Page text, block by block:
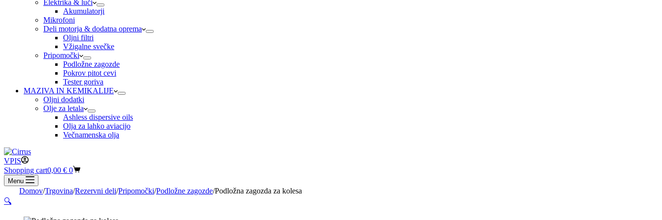
Elektrika & luči
Akumulatorji
Mikrofoni
Deli motorja & dodatna oprema
Oljni filtri
Vžigalne svečke
Pripomočki
Podložne zagozde
Pokrov pitot cevi
Tester goriva
MAZIVA IN KEMIKALIJE
Oljni dodatki
Olje za letala
Ashless dispersive oils
Olja za lahko aviacijo
Večnamenska olja
VPIS
Shopping cart0,00 € 0
Menu
Domov/Trgovina/Rezervni deli/Pripomočki/Podložne zagozde/Podložna zagozda za kolesa
🔍